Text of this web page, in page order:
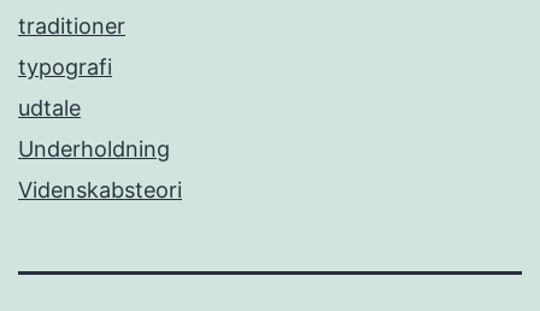
traditioner
typografi
udtale
Underholdning
Videnskabsteori